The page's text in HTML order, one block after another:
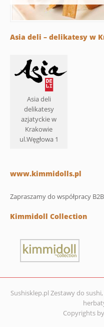
Asia deli – delikatesy w
Asia deli
delikatesy
azjatyckie w
Krakowie
ul.Węgłowa 1
www.kimmidolls.pl
Zapraszamy do współpracy B2B
Kimmidoll Collection
Sushisklep.pl Zestawy do
Copyrights